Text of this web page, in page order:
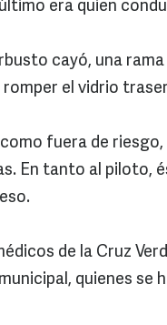
era quien
cayó, una
romper el vidrio
fuera de riesgo,
En tanto al piloto,
de la Cruz
quienes se